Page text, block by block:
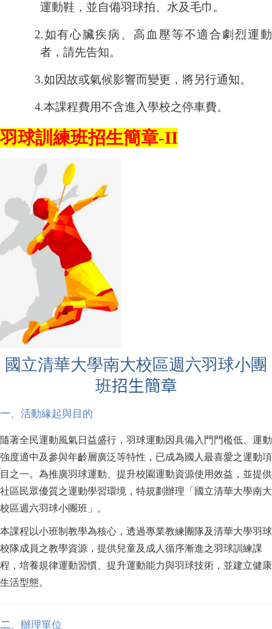
運動鞋，並自備羽球拍、水及毛巾。
2.如有心臟疾病、高血壓等不適合劇烈運動
者，請先告知。
3.如因故或氣候影響而變更，將另行通知。
4.本課程費用不含進入學校之停車費。
羽球訓練班招生簡章-II
國立清華大學南大校區週六羽球小團
班招生簡章
一、活動緣起與目的
隨著全民運動風氣日益盛行，羽球運動因具備入門門檻低、運動
強度適中及參與年齡層廣泛等特性，已成為國人最喜愛之運動項
目之一。為推廣羽球運動、提升校園運動資源使用效益，並提供
社區民眾優質之運動學習環境，特規劃辦理「國立清華大學南大
校區週六羽球小團班」。
本課程以小班制教學為核心，透過專業教練團隊及清華大學羽球
校隊成員之教學資源，提供兒童及成人循序漸進之羽球訓練課
程，培養規律運動習慣、提升運動能力與羽球技術，並建立健康
生活型態。
二、辦理單位